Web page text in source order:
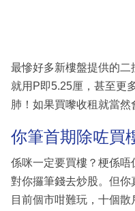
最慘好多新樓盤提供的
就用P即5.25厘，甚至更
肺！如果買嚟收租就當然
你筆首期除咗買
係咪一定要買樓？梗係唔
對你攞筆錢去炒股。但
目前個市咁難玩，十個